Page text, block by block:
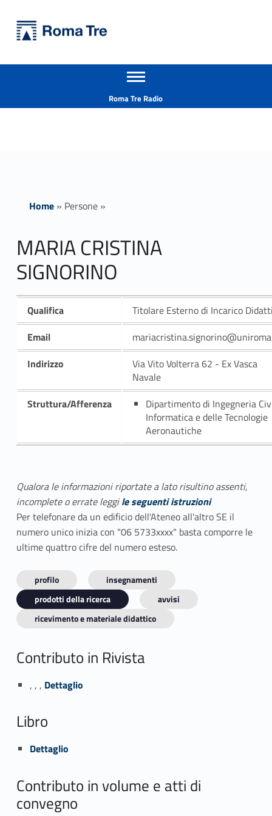
MARIA CRISTINA SIGNORINO ricerca - Università Roma Tre
Apri il menu secondario
Roma Tre Radio
Home» Persone»
MARIA CRISTINA
SIGNORINO
Qualifica
Titolare Esterno di Incarico
Email
Indirizzo
Via Vito Volterra 62 - Ex Vasca
Navale
Struttura/Afferenza
Dipartimento di Ingegneria
Informatica e delle Tecnologie
Aeronautiche
Qualora le informazioni riportate a lato risultino assenti,
incomplete o errate leggile seguenti istruzioni
Per telefonare da un edificio dell'Ateneo all'altro SE il
numero unico inizia con "06 5733xxxx" basta comporre le
ultime quattro cifre del numero esteso.
profilo
insegnamenti
prodotti della ricerca
avvisi
ricevimento e materiale didattico
Contributo in Rivista
, , , Link identifier #identifier_person_26594-1
Dettaglio
Libro
Link identifier #identifier_person_21422-2
Dettaglio
Contributo in volume e atti di
convegno